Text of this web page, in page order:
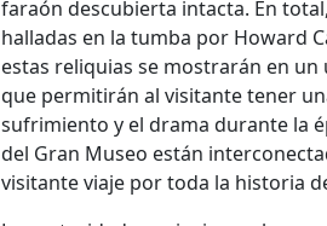
faraón descubierta intacta. En
halladas en la tumba por Howard
estas reliquias se mostrarán en
que permitirán al visitante tener
sufrimiento y el drama durante la
del Gran Museo están
visitante viaje por toda la historia